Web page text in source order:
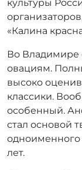
культуры
«Калина
Во Владимире
овациям.
высоко
классики.
особенный.
стал основой
одноименного
лет.